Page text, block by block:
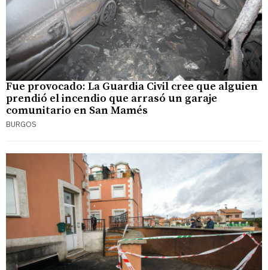
Fue provocado: La Guardia Civil cree que alguien
prendió el incendio que arrasó un garaje
comunitario en San Mamés
BURGOS